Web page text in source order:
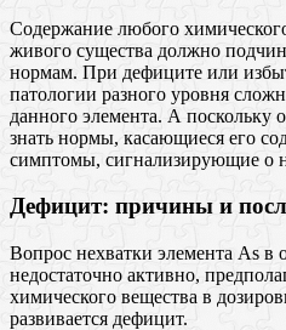
Содержание любого
живого существа должно
нормам. При дефиците или
патологии разного уровня
данного элемента. А поскольку
знать нормы, касающиеся его
симптомы, сигнализирующие о
Дефицит: причины и
Вопрос нехватки элемента As в
недостаточно активно,
химического вещества в
развивается дефицит.